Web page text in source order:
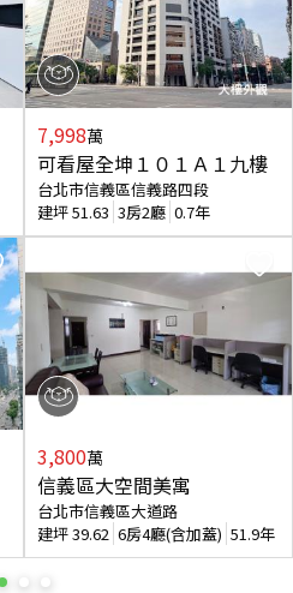
7,998萬
可看屋全坤１０１Ａ１九樓
台北市信義區信義路四段
建坪51.63 3房2廳 0.7年
3,800萬
信義區大空間美寓
台北市信義區大道路
建坪39.62 6房4廳(含加蓋) 51.9年